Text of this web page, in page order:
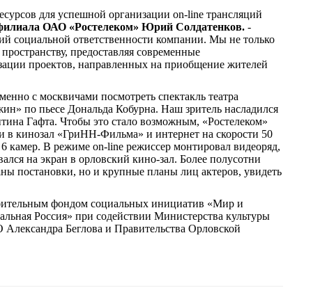
для успешной организации on-line трансляций
ОАО «Ростелеком» Юрий Солдатенков. -
социальной ответственности компании. Мы не только
предоставляя современные
проектов, направленных на приобщение жителей
с москвичами посмотреть спектакль театра
по пьесе Дональда Кобурна. Наш зритель насладился
Гафта. Чтобы это стало возможным, «Ростелеком»
в кинозал «ГриНН-Фильма» и интернет на скорости 50
камер. В режиме on-line режиссер монтировал видеоряд,
на экран в орловский кино-зал. Более полусотни
постановки, но и крупные планы лиц актеров, увидеть
фондом социальных инициатив «Мир и
Россия» при содействии Министерства культуры
Беглова и Правительства Орловской